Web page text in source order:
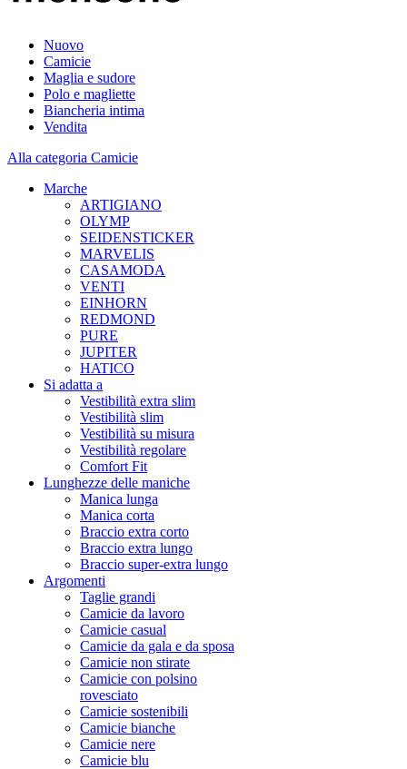
Nuovo
Camicie
Maglia e sudore
Polo e magliette
Biancheria intima
Vendita
Alla categoria Camicie
Marche
ARTIGIANO
OLYMP
SEIDENSTICKER
MARVELIS
CASAMODA
VENTI
EINHORN
REDMOND
PURE
JUPITER
HATICO
Si adatta a
Vestibilità extra slim
Vestibilità slim
Vestibilità su misura
Vestibilità regolare
Comfort Fit
Lunghezze delle maniche
Manica lunga
Manica corta
Braccio extra corto
Braccio extra lungo
Braccio super-extra lungo
Argomenti
Taglie grandi
Camicie da lavoro
Camicie casual
Camicie da gala e da sposa
Camicie non stirate
Camicie con polsino
rovesciato
Camicie sostenibili
Camicie bianche
Camicie nere
Camicie blu